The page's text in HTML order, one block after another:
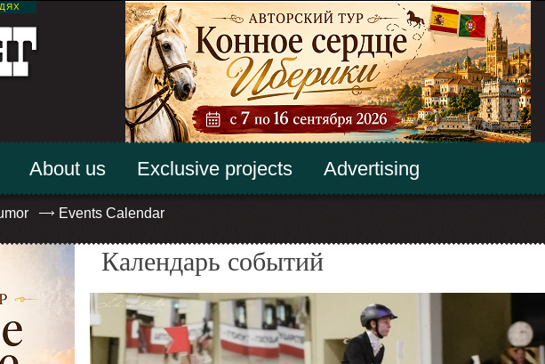
Events Calendar
About us Exclusive projects Advertising
Календарь событий